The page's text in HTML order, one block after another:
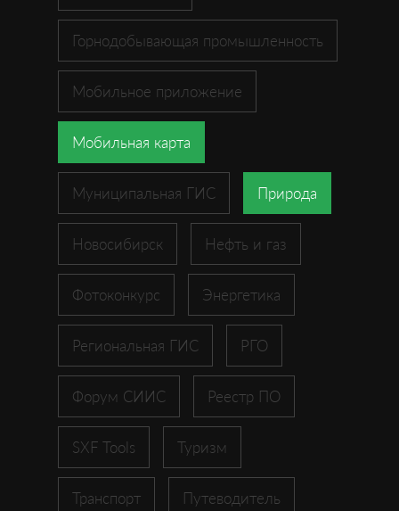
Горнодобывающая промышленность
Мобильное приложение
Мобильная карта
Муниципальная ГИС Природа
Новосибирск Нефть и газ
Фотоконкурс Энергетика
Региональная ГИС РГО
Форум СИИС Реестр ПО
SXF Tools Туризм
Транспорт Путеводитель